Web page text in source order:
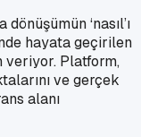
‘nasıl’ı
hayata geçirilen
veriyor. Platform,
ve gerçek
alanı